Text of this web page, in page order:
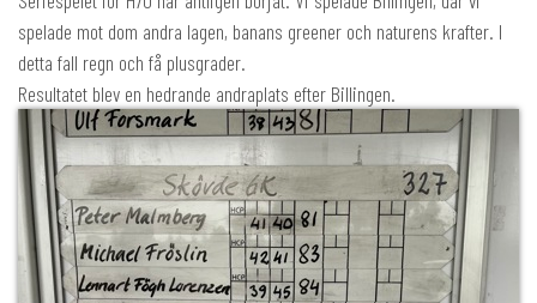
spelade mot dom andra lagen, banans greener och naturens krafter. I
detta fall regn och få plusgrader.
Resultatet blev en hedrande andraplats efter Billingen.